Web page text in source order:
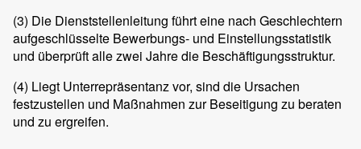
(3) Die Dienststellenleitung führt eine nach Geschlechtern
aufgeschlüsselte Bewerbungs- und Einstellungsstatistik
und überprüft alle zwei Jahre die Beschäftigungsstruktur.
(4) Liegt Unterrepräsentanz vor, sind die Ursachen
festzustellen und Maßnahmen zur Beseitigung zu beraten
und zu ergreifen.